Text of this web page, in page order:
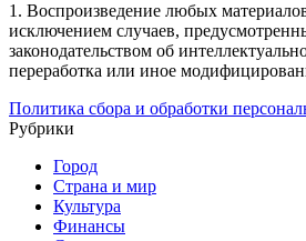
1. Воспроизведение любых
исключением случаев,
законодательством об
переработка или иное
Политика сбора и обработки
Рубрики
Город
Страна и мир
Культура
Финансы